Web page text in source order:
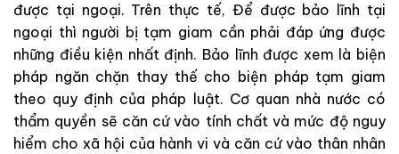
được tại ngoại. Trên thực tế, Để được bảo lĩnh tại
ngoại thì người bị tạm giam cần phải đáp ứng được
những điều kiện nhất định. Bảo lĩnh được xem là biện
pháp ngăn chặn thay thế cho biện pháp tạm giam
theo quy định của pháp luật. Cơ quan nhà nước có
thẩm quyền sẽ căn cứ vào tính chất và mức độ nguy
hiểm cho xã hội của hành vi và căn cứ vào thân nhân